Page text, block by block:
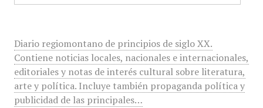
Diario regiomontano de principios de siglo XX.
Contiene noticias locales, nacionales e internacionales,
editoriales y notas de interés cultural sobre literatura,
arte y política. Incluye también propaganda política y
publicidad de las principales…